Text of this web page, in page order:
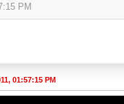
PM
01:57:15 PM